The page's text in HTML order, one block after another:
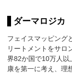
ダーマロジカ
フェイスマッピング
リートメントをサロ
界82か国で10万人以
康を第一に考え、理